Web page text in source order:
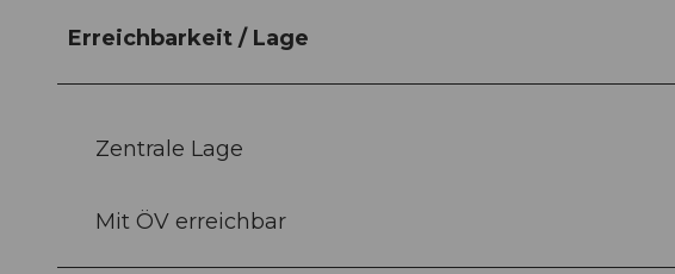
Erreichbarkeit / Lage
Zentrale Lage
Mit ÖV erreichbar